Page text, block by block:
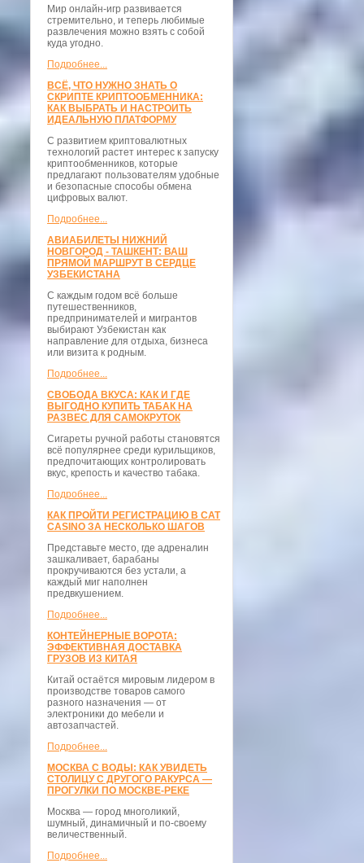
Мир онлайн-игр развивается
стремительно, и теперь любимые
развлечения можно взять с собой
куда угодно.
Подробнее...
ВСЁ, ЧТО НУЖНО ЗНАТЬ О
СКРИПТЕ КРИПТООБМЕННИКА:
КАК ВЫБРАТЬ И НАСТРОИТЬ
ИДЕАЛЬНУЮ ПЛАТФОРМУ
С развитием криптовалютных
технологий растет интерес к запуску
криптообменников, которые
предлагают пользователям удобные
и безопасные способы обмена
цифровых валют.
Подробнее...
АВИАБИЛЕТЫ НИЖНИЙ
НОВГОРОД - ТАШКЕНТ: ВАШ
ПРЯМОЙ МАРШРУТ В СЕРДЦЕ
УЗБЕКИСТАНА
С каждым годом всё больше
путешественников,
предпринимателей и мигрантов
выбирают Узбекистан как
направление для отдыха, бизнеса
или визита к родным.
Подробнее...
СВОБОДА ВКУСА: КАК И ГДЕ
ВЫГОДНО КУПИТЬ ТАБАК НА
РАЗВЕС ДЛЯ САМОКРУТОК
Сигареты ручной работы становятся
всё популярнее среди курильщиков,
предпочитающих контролировать
вкус, крепость и качество табака.
Подробнее...
КАК ПРОЙТИ РЕГИСТРАЦИЮ В CAT
CASINO ЗА НЕСКОЛЬКО ШАГОВ
Представьте место, где адреналин
зашкаливает, барабаны
прокручиваются без устали, а
каждый миг наполнен
предвкушением.
Подробнее...
КОНТЕЙНЕРНЫЕ ВОРОТА:
ЭФФЕКТИВНАЯ ДОСТАВКА
ГРУЗОВ ИЗ КИТАЯ
Китай остаётся мировым лидером в
производстве товаров самого
разного назначения — от
электроники до мебели и
автозапчастей.
Подробнее...
МОСКВА С ВОДЫ: КАК УВИДЕТЬ
СТОЛИЦУ С ДРУГОГО РАКУРСА —
ПРОГУЛКИ ПО МОСКВЕ-РЕКЕ
Москва — город многоликий,
шумный, динамичный и по-своему
величественный.
Подробнее...